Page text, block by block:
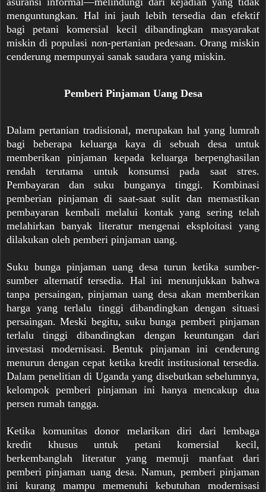
menguntungkan. Hal ini jauh lebih tersedia dan efektif
bagi petani komersial kecil dibandingkan masyarakat
miskin di populasi non-pertanian pedesaan. Orang miskin
cenderung mempunyai sanak saudara yang miskin.
Pemberi Pinjaman Uang Desa
Dalam pertanian tradisional, merupakan hal yang lumrah
bagi beberapa keluarga kaya di sebuah desa untuk
memberikan pinjaman kepada keluarga berpenghasilan
rendah terutama untuk konsumsi pada saat stres.
Pembayaran dan suku bunganya tinggi. Kombinasi
pemberian pinjaman di saat-saat sulit dan memastikan
pembayaran kembali melalui kontak yang sering telah
melahirkan banyak literatur mengenai eksploitasi yang
dilakukan oleh pemberi pinjaman uang.
Suku bunga pinjaman uang desa turun ketika sumber-
sumber alternatif tersedia. Hal ini menunjukkan bahwa
tanpa persaingan, pinjaman uang desa akan memberikan
harga yang terlalu tinggi dibandingkan dengan situasi
persaingan. Meski begitu, suku bunga pemberi pinjaman
terlalu tinggi dibandingkan dengan keuntungan dari
investasi modernisasi. Bentuk pinjaman ini cenderung
menurun dengan cepat ketika kredit institusional tersedia.
Dalam penelitian di Uganda yang disebutkan sebelumnya,
kelompok pemberi pinjaman ini hanya mencakup dua
persen rumah tangga.
Ketika komunitas donor melarikan diri dari lembaga
kredit khusus untuk petani komersial kecil,
berkembanglah literatur yang memuji manfaat dari
pemberi pinjaman uang desa. Namun, pemberi pinjaman
ini kurang mampu memenuhi kebutuhan modernisasi